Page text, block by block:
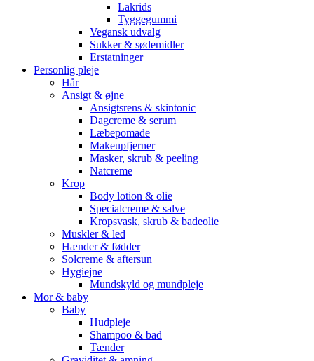
Lakrids
Tyggegummi
Vegansk udvalg
Sukker & sødemidler
Erstatninger
Personlig pleje
Hår
Ansigt & øjne
Ansigtsrens & skintonic
Dagcreme & serum
Læbepomade
Makeupfjerner
Masker, skrub & peeling
Natcreme
Krop
Body lotion & olie
Specialcreme & salve
Kropsvask, skrub & badeolie
Muskler & led
Hænder & fødder
Solcreme & aftersun
Hygiejne
Mundskyld og mundpleje
Mor & baby
Baby
Hudpleje
Shampoo & bad
Tænder